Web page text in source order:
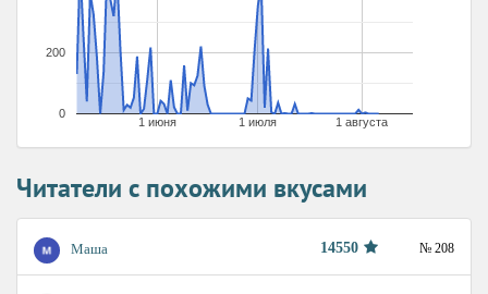
1 июня 1 июля 1 августа
0
200
Читатели с похожими вкусами
Маша 14550 № 208